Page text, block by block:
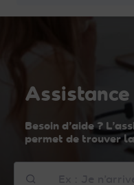
Assistance
Besoin d’aide ?
permet de trouver